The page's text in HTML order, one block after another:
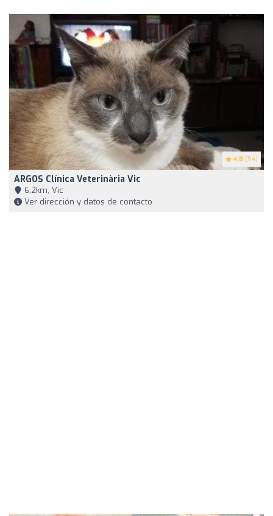
4.8 (54)
ARGOS Clínica Veterinària Vic
6,2km, Vic
Ver dirección y datos de contacto